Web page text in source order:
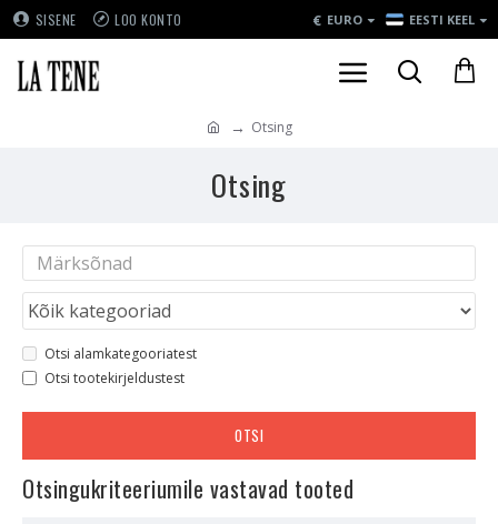
SISENE LOO KONTO € EURO EESTI KEEL
Otsing
Otsing
Otsi alamkategooriatest
Otsi tootekirjeldustest
OTSI
Otsingukriteeriumile vastavad tooted